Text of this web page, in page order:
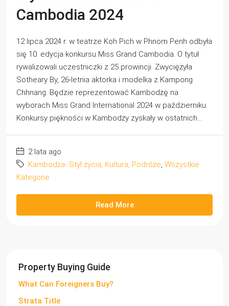
Cambodia 2024
12 lipca 2024 r. w teatrze Koh Pich w Phnom Penh odbyła
się 10. edycja konkursu Miss Grand Cambodia. O tytuł
rywalizowali uczestniczki z 25 prowincji. Zwyciężyła
Sotheary By, 26-letnia aktorka i modelka z Kampong
Chhnang. Będzie reprezentować Kambodżę na
wyborach Miss Grand International 2024 w październiku.
Konkursy piękności w Kambodży zyskały w ostatnich...
2 lata ago
Kambodża- Styl życia, Kultura, Podróże, Wszystkie
Kategorie
Read More
Property Buying Guide
What Can Foreigners Buy?
Strata Title